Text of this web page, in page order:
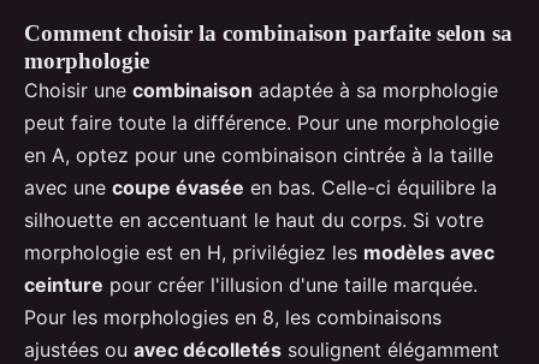
Comment choisir la combinaison parfaite selon sa
morphologie
Choisir une combinaison adaptée à sa morphologie
peut faire toute la différence. Pour une morphologie
en A, optez pour une combinaison cintrée à la taille
avec une coupe évasée en bas. Celle-ci équilibre la
silhouette en accentuant le haut du corps. Si votre
morphologie est en H, privilégiez les modèles avec
ceinture pour créer l'illusion d'une taille marquée.
Pour les morphologies en 8, les combinaisons
ajustées ou avec décolletés soulignent élégamment